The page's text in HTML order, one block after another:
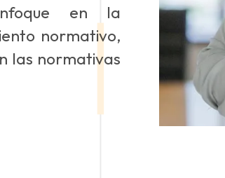
en la
normativo,
las normativas